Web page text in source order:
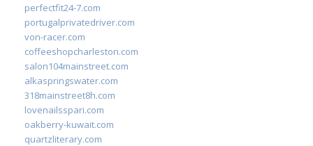
perfectfit24-7.com
portugalprivatedriver.com
von-racer.com
coffeeshopcharleston.com
salon104mainstreet.com
alkaspringswater.com
318mainstreet8h.com
lovenailsspari.com
oakberry-kuwait.com
quartzliterary.com